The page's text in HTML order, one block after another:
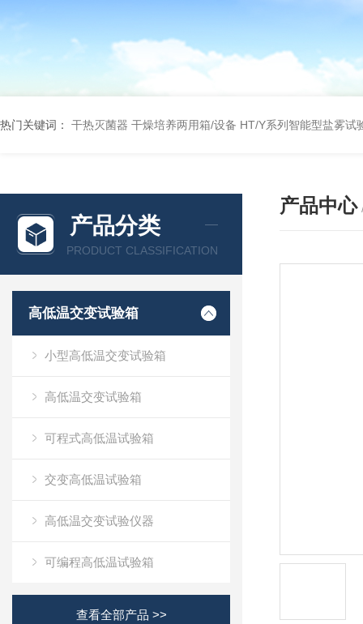
热门关键词： 干热灭菌器 干燥培养两用箱/设备 HT/Y系列智能型盐雾试
产品分类
PRODUCT CLASSIFICATION
高低温交变试验箱
小型高低温交变试验箱
高低温交变试验箱
可程式高低温试验箱
交变高低温试验箱
高低温交变试验仪器
可编程高低温试验箱
查看全部产品 >>
产品中心